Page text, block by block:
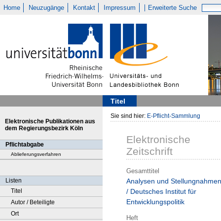
Home Neuzugänge Kontakt Impressum Erweiterte Suche
Titel
Elektronische Publikationen aus
dem Regierungsbezirk Köln
Pflichtabgabe
Ablieferungsverfahren
Listen
Titel
Autor / Beteiligte
Ort
Sie sind hier: E-Pflicht-Sammlung
Elektronische
Zeitschrift
Gesamttitel
Analysen und Stellungnahmen
/ Deutsches Institut für
Entwicklungspolitik
Heft